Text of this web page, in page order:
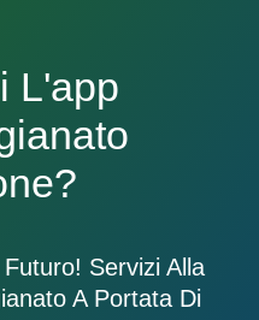
L'app
Servizi Alla
A Portata Di